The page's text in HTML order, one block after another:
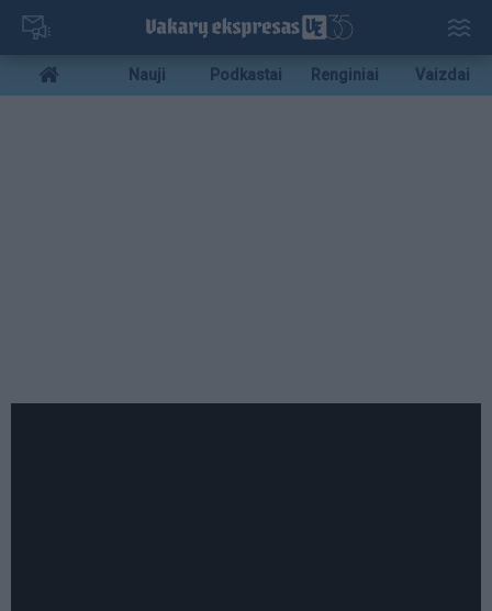
Pereiti
pagrindinį
turinį
Mobile
menu
Nauji Podkastai Renginiai Vaizdai